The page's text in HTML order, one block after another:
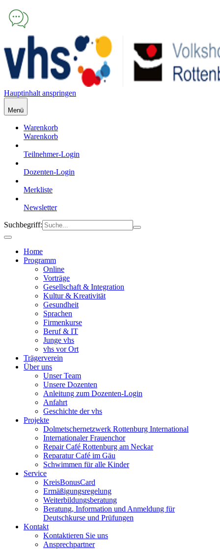
Hauptinhalt anspringen
Menü
Warenkorb
Warenkorb
Teilnehmer-Login
Dozenten-Login
Merkliste
Newsletter
Suchbegriff:
Home
Programm
Online
Vorträge
Gesellschaft & Integration
Kultur & Kreativität
Gesundheit
Sprachen
Firmenkurse
Beruf & IT
Junge vhs
vhs vor Ort
Trägerverein
Über uns
Unser Team
Unsere Dozenten
Anleitung zum Dozenten-Login
Anfahrt
Geschichte der vhs
Projekte
Dolmetschernetzwerk Rottenburg International
Internationaler Frauenchor
Repair Café Rottenburg am Neckar
Reparatur Café im Gäu
Schwimmen für alle Kinder
Service
KreisBonusCard
Ermäßigungsregelung
Weiterbildungsberatung
Beratung, Information und Anmeldung für
Deutschkurse und Prüfungen
Kontakt
Kontaktieren Sie uns
Ansprechpartner